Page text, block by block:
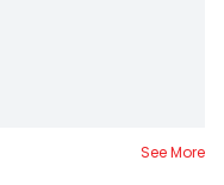
See More